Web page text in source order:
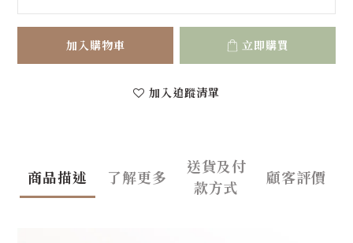
加入購物車 立即購買
加入追蹤清單
商品描述 了解更多
送貨及付
款方式
顧客評價